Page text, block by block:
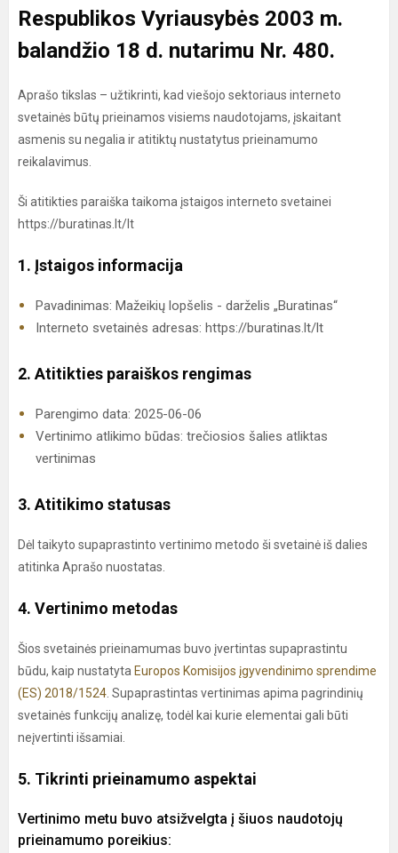
Respublikos Vyriausybės 2003 m.
balandžio 18 d. nutarimu Nr. 480.
Aprašo tikslas – užtikrinti, kad viešojo sektoriaus interneto
svetainės būtų prieinamos visiems naudotojams, įskaitant
asmenis su negalia ir atitiktų nustatytus prieinamumo
reikalavimus.
Ši atitikties paraiška taikoma įstaigos interneto svetainei
https://buratinas.lt/lt
1. Įstaigos informacija
Pavadinimas: Mažeikių lopšelis - darželis „Buratinas“
Interneto svetainės adresas: https://buratinas.lt/lt
2. Atitikties paraiškos rengimas
Parengimo data: 2025-06-06
Vertinimo atlikimo būdas: trečiosios šalies atliktas
vertinimas
3. Atitikimo statusas
Dėl taikyto supaprastinto vertinimo metodo ši svetainė iš dalies
atitinka Aprašo nuostatas.
4. Vertinimo metodas
Šios svetainės prieinamumas buvo įvertintas supaprastintu
būdu, kaip nustatyta Europos Komisijos įgyvendinimo sprendime
(ES) 2018/1524 . Supaprastintas vertinimas apima pagrindinių
svetainės funkcijų analizę, todėl kai kurie elementai gali būti
neįvertinti išsamiai.
5. Tikrinti prieinamumo aspektai
Vertinimo metu buvo atsižvelgta į šiuos naudotojų
prieinamumo poreikius: